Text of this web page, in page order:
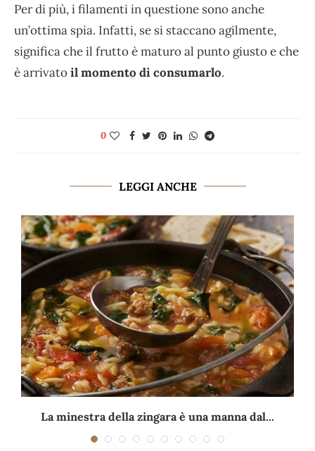
Per di più, i filamenti in questione sono anche
un’ottima spia. Infatti, se si staccano agilmente,
significa che il frutto è maturo al punto giusto e che
è arrivatoil momento di consumarlo.
0
LEGGI ANCHE
La minestra della zingara è una manna dal...